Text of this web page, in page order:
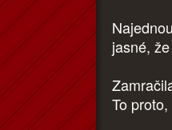
jasné,
To